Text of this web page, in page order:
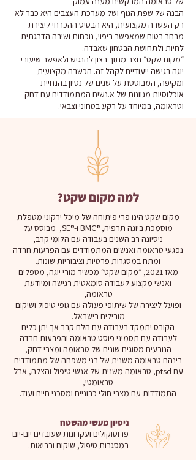
הבנה של שפת הגוף ושל מערכת העצבים היא כבר לא
רק העשרה מקצועית, היא הבסיס ההכרחי ליצירת
מרחב בטוח שמאפשר ריפוי, נוכחות ושיבה הדרגתית
לחיות ולתחושת הבטחון שאבדה.
״מקום שקט״ נוצר מתוך רצון להנגיש ולאפשר שיעורי
יוגה רגישה ייעודיים לקהל זה. הכשרה מקצועית
ומקיפה, המבוססת על שנים של נסיון בהנחיית
אוכלוסיות מגוונות של א.נשים המתמודדים עם דחק
וטראומה, במיוחד על רקע בטחוני וצבאי.
למה מקום שקט?
מקום שקט הינו פרי פיתוחה של מיכל ירקוני מטפלת
מוסמכת ביוגה תרפיה, ®BMC ו-®SE, מבוסס על
ניסיונה רב השנים בעבודה עם הלומי קרב,
נפגעי טראומה ואנשים המתמודדים עם הפרעות חרדה
ומתח במסגרות פרטיות וציבוריות שונות.
מאז 2021, ״מקום שקט״ מכשיר מורי יוגה, מטפלים
ואנשי מקצוע לעבודה סומאטית רגישה ומיודעת
טראומה,
ופועל ליצירה של שיתופי פעולה עם גופי טיפול ושיקום
מובילים בישראל.
הקורס יתמקד בעבודה עם הלם קרב אך יתן כלים
לעבודה עם תסמיני פוסט טראומה והפרעות חרדה
הנובעים מסוגים שונים של טראומה ומצבי דחק,
בינהם טראומה משנית של בני משפחה של מתמודדים
עם ptsd, טראומה משנית של אנשי טיפול והצלה, אבל
טראומטי,
התמודדות עם מצבי חולי כרוניים ומסכני חיים ועוד.
ניסיון מעשי מהשטח
פרוטוקולים ועקרונות שעובדים יום-יום
במסגרות טיפול, שיקום ובריאות.